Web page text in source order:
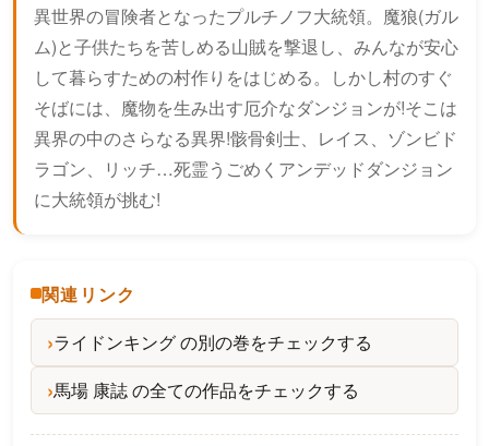
異世界の冒険者となったプルチノフ大統領。魔狼(ガル
ム)と子供たちを苦しめる山賊を撃退し、みんなが安心
して暮らすための村作りをはじめる。しかし村のすぐ
そばには、魔物を生み出す厄介なダンジョンが!そこは
異界の中のさらなる異界!骸骨剣士、レイス、ゾンビド
ラゴン、リッチ…死霊うごめくアンデッドダンジョン
に大統領が挑む!
関連リンク
ライドンキング の別の巻をチェックする
馬場 康誌 の全ての作品をチェックする